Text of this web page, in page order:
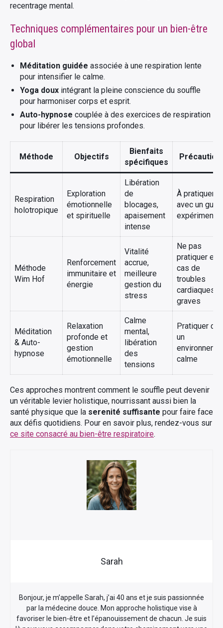
recentrage mental.
Techniques complémentaires pour un bien-être
global
Méditation guidée associée à une respiration lente
pour intensifier le calme.
Yoga doux intégrant la pleine conscience du souffle
pour harmoniser corps et esprit.
Auto-hypnose couplée à des exercices de respiration
pour libérer les tensions profondes.
Méthode Objectifs
Bienfaits
spécifiques
Respiration
holotropique
Exploration
émotionnelle
et spirituelle
Libération
de
blocages,
apaisement
intense
À pratiquer
avec un
expérimenté
Méthode
Wim Hof
Renforcement
immunitaire et
énergie
Vitalité
accrue,
meilleure
gestion du
stress
Ne pas
pratiquer en
cas de
troubles
cardiaques
graves
Méditation
& Auto-
hypnose
Relaxation
profonde et
gestion
émotionnelle
Calme
mental,
libération
des
tensions
Pratiquer
un
calme
Ces approches montrent comment le souffle peut devenir
un véritable levier holistique, nourrissant aussi bien la
santé physique que la serenité suffisante pour faire face
aux défis quotidiens. Pour en savoir plus, rendez-vous sur
ce site consacré au bien-être respiratoire.
Sarah
Bonjour, je m’appelle Sarah, j’ai 40 ans et je suis passionnée
par la médecine douce. Mon approche holistique vise à
favoriser le bien-être et l’épanouissement de chacun. Je suis